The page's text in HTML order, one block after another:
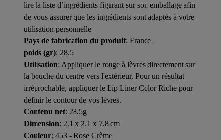
lire la liste d’ingrédients figurant sur son emballage afin
de vous assurer que les ingrédients sont adaptés à votre
utilisation personnelle
Pays de fabrication du produit: France
poids (gr): 28.5
Utilisation: Appliquer le rouge à lèvres directement sur
la bouche du centre vers l'extérieur. Pour un résultat
irréprochable, appliquer le Lip Liner Color Riche pour
définir le contour de vos lèvres.
Contenu net: 28.5g
Dimension: 2.1 x 2.1 x 7.8 cm
Couleur: 453 - Rose Crème